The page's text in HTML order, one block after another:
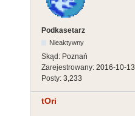
Podkasetarz
Nieaktywny
Skąd: Poznań
Zarejestrowany: 2016-10-13
Posty: 3,233
tOri